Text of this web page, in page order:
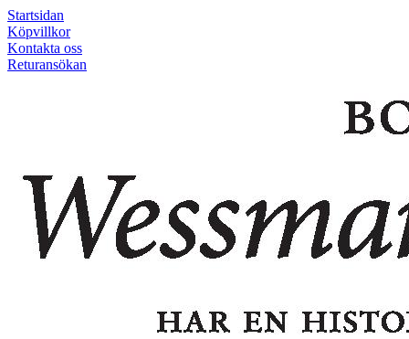
Startsidan
Köpvillkor
Kontakta oss
Returansökan